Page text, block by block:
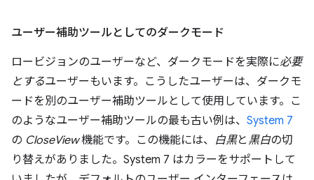
ユーザー補助ツールとしてのダークモード
ロービジョンのユーザーなど、ダークモードを実際に必要
とするユーザーもいます。こうしたユーザーは、ダークモ
ードを別のユーザー補助ツールとして使用しています。こ
のようなユーザー補助ツールの最も古い例は、 System 7
の CloseView機能です。この機能には、 白黒と 黒白の切
り替えがありました。System 7 はカラーをサポートして